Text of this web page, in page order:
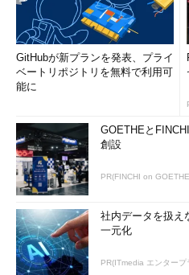
GitHubが新プランを発表、プライ
ベートリポジトリを無料で利用可
能に
GOETHEと
創設
PR(FINCHI on
社内データを扱
一元化
PR(ITmedia エンタープ